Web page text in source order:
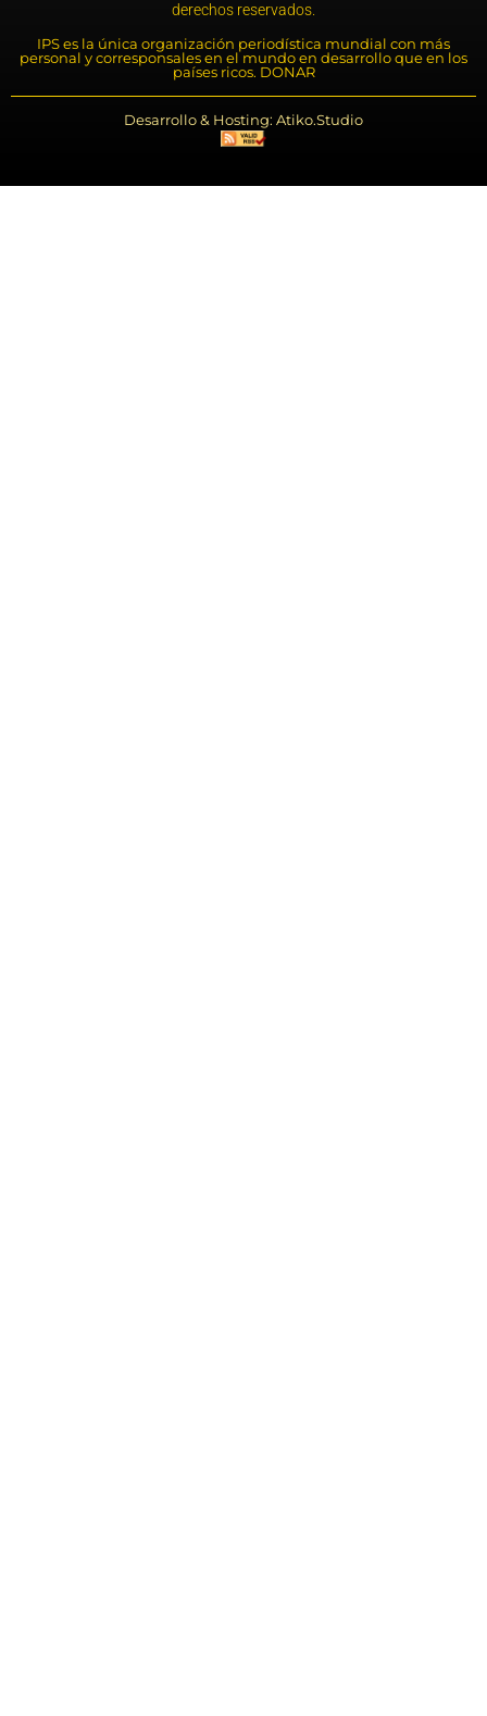
derechos reservados.
IPS es la única organización periodística mundial con más
personal y corresponsales en el mundo en desarrollo que en los
países ricos. DONAR
Desarrollo & Hosting: Atiko.Studio